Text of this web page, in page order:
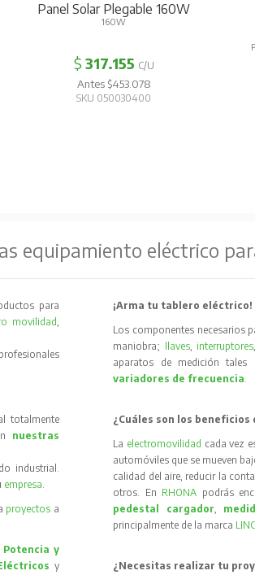
Panel Solar Plegable 160W
160W
$ 317.155 C/U
Antes $453.078
SKU 050030400
equipamiento eléctrico
para
movilidad,
totalmente
nuestras
industrial.
empresa.
proyectos a
Potencia y
y
¡Arma tu tablero eléctrico!
Los componentes necesarios
maniobra;
llaves, interruptores
aparatos de medición tales
variadores de frecuencia.
¿Cuáles son los beneficios
La electromovilidad cada vez
automóviles que se mueven
calidad del aire, reducir la
otros. En RHONA podrás
pedestal cargador,
principalmente de la marca
¿Necesitas realizar tu